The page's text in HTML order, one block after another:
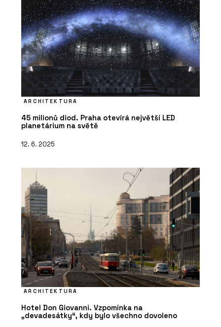
ARCHITEKTURA
45 milionů diod. Praha otevírá největší LED
planetárium na světě
12. 6. 2025
ARCHITEKTURA
Hotel Don Giovanni. Vzpomínka na
„devadesátky“, kdy bylo všechno dovoleno